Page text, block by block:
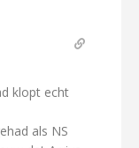
klopt echt
als NS